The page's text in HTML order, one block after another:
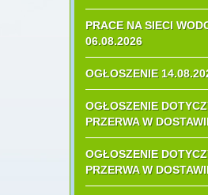
PRACE NA SIECI
06.08.2026
OGŁOSZENIE
OGŁOSZENIE
PRZERWA W
OGŁOSZENIE
PRZERWA W